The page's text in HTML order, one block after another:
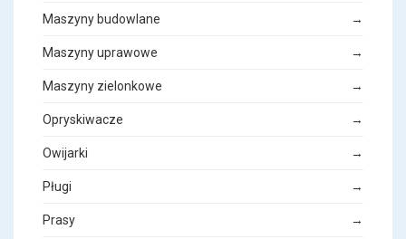
Maszyny budowlane →
Maszyny uprawowe →
Maszyny zielonkowe →
Opryskiwacze →
Owijarki →
Pługi →
Prasy →